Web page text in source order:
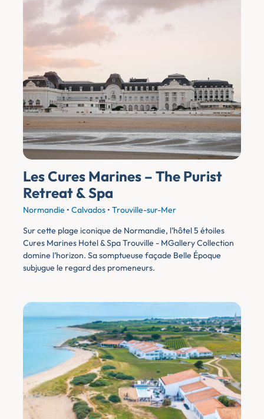
Les Cures Marines – The Purist
Retreat & Spa
Normandie •Calvados •Trouville-sur-Mer
Sur cette plage iconique de Normandie, l’hôtel 5 étoiles
Cures Marines Hotel & Spa Trouville - MGallery Collection
domine l’horizon. Sa somptueuse façade Belle Époque
subjugue le regard des promeneurs. ​